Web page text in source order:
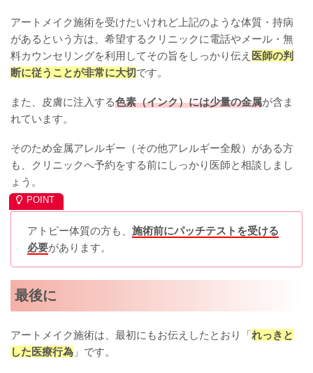
アートメイク施術を受けたいけれど上記のような体質・持病
があるという方は、希望するクリニックに電話やメール・無
料カウンセリングを利用してその旨をしっかり伝え 医師の判
断に従うことが非常に大切です。
また、皮膚に注入する色素（インク）には少量の金属が含ま
れています。
そのため金属アレルギー（その他アレルギー全般）がある方
も、クリニックへ予約をする前にしっかり医師と相談しまし
ょう。
アトピー体質の方も、 施術前にパッチテストを受ける
必要があります。
最後に
アートメイク施術は、最初にもお伝えしたとおり「れっきと
した医療行為 」です。